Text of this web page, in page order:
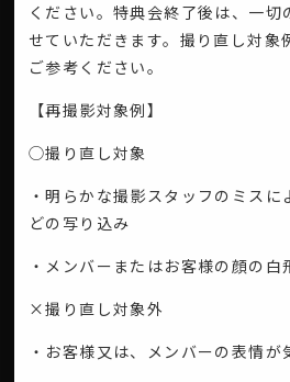
ください。特典会終了後は、一切
せていただきます。撮り直し対象
ご参考ください。
【再撮影対象例】
◯撮り直し対象
・明らかな撮影スタッフのミス
どの写り込み
・メンバーまたはお客様の顔の白
×撮り直し対象外
・お客様又は、メンバーの表情が